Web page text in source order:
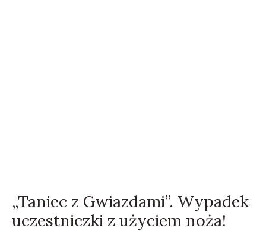
„Taniec z Gwiazdami”. Wypadek
uczestniczki z użyciem noża!